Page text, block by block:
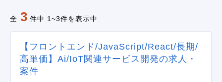
全 3 件中 1~3件を表示中
【フロントエンド/JavaScript/React/長期/
高単価】Ai/IoT関連サービス開発の求人・
案件